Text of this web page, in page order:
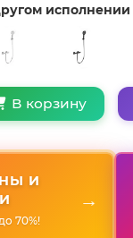
исполнении
В корзину
И
70%!
→